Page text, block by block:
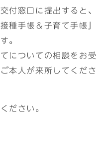
付窓口に提出すると、
種手帳＆子育て手帳」
。
についての相談をお受
本人が来所してくださ
ださい。